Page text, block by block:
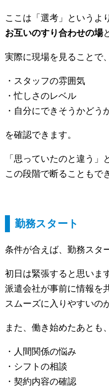
ここは「選考」というよ
お互いのすり合わせの場
実際に現場を見ることで、
・スタッフの雰囲気
・忙しさのレベル
・自分にできそうかどう
を確認できます。
「思っていたのと違う」
この段階で断ることもで
勤務スタート
条件が合えば、勤務スタ
初日は緊張すると思いま
派遣会社が事前に情報を
スムーズに入りやすいの
また、働き始めたあとも、
・人間関係の悩み
・シフトの相談
・契約内容の確認